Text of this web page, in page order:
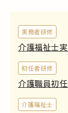
実務者研修
介護福祉士
初任者研修
介護職員初
介護福祉士